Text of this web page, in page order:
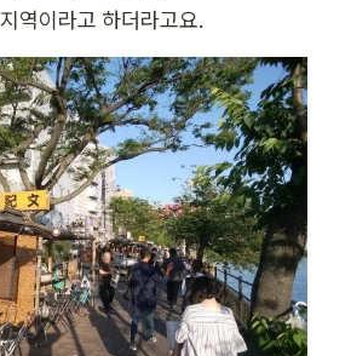
역이라고 하더라고요.